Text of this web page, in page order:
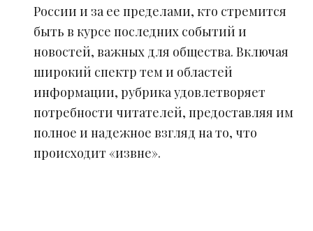
России и за ее пределами, кто стремится
быть в курсе последних событий и
новостей, важных для общества. Включая
широкий спектр тем и областей
информации, рубрика удовлетворяет
потребности читателей, предоставляя им
полное и надежное взгляд на то, что
происходит «извне».